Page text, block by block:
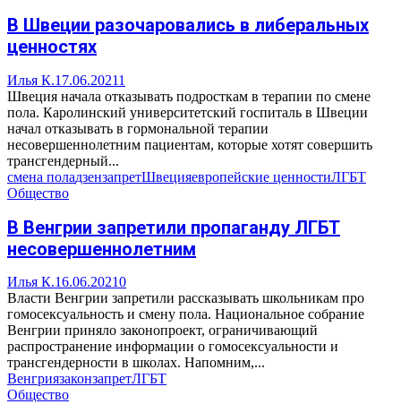
В Швеции разочаровались в либеральных
ценностях
Илья К.17.06.20211
Швеция начала отказывать подросткам в терапии по смене
пола. Каролинский университетский госпиталь в Швеции
начал отказывать в гормональной терапии
несовершеннолетним пациентам, которые хотят совершить
трансгендерный...
смена поладзензапретШвецияевропейские ценностиЛГБТ
Общество
В Венгрии запретили пропаганду ЛГБТ
несовершеннолетним
Илья К.16.06.20210
Власти Венгрии запретили рассказывать школьникам про
гомосексуальность и смену пола. Национальное собрание
Венгрии приняло законопроект, ограничивающий
распространение информации о гомосексуальности и
трансгендерности в школах. Напомним,...
ВенгриязаконзапретЛГБТ
Общество